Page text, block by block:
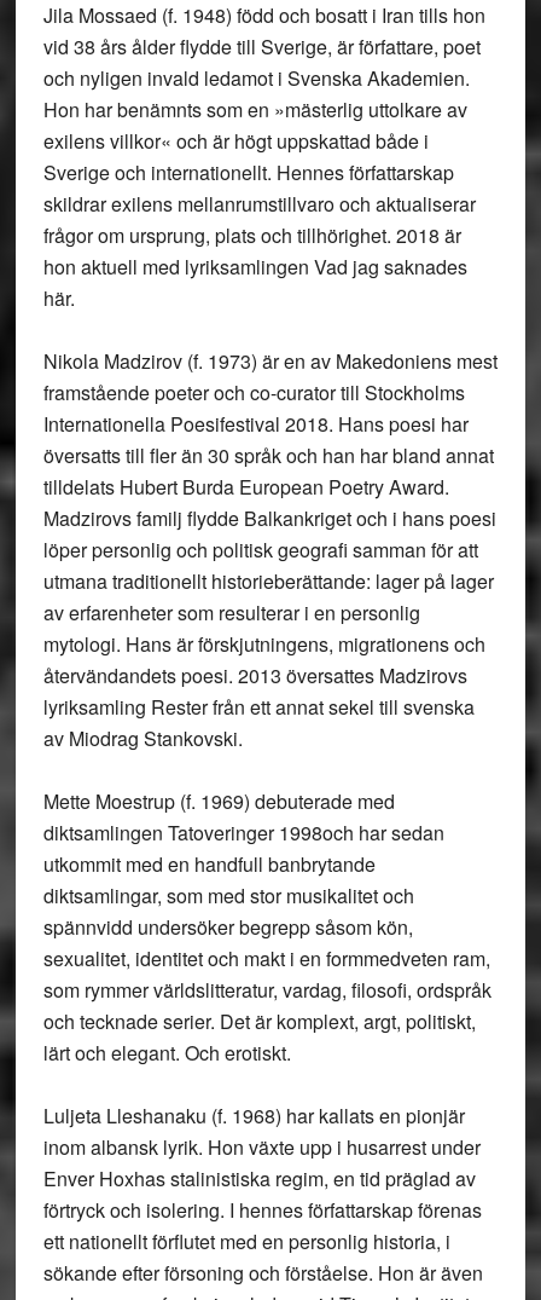
Jila Mossaed (f. 1948) född och bosatt i Iran tills hon
vid 38 års ålder flydde till Sverige, är författare, poet
och nyligen invald ledamot i Svenska Akademien.
Hon har benämnts som en »mästerlig uttolkare av
exilens villkor« och är högt uppskattad både i
Sverige och internationellt. Hennes författarskap
skildrar exilens mellanrumstillvaro och aktualiserar
frågor om ursprung, plats och tillhörighet. 2018 är
hon aktuell med lyriksamlingen Vad jag saknades
här.
Nikola Madzirov (f. 1973) är en av Makedoniens mest
framstående poeter och co-curator till Stockholms
Internationella Poesifestival 2018. Hans poesi har
översatts till fler än 30 språk och han har bland annat
tilldelats Hubert Burda European Poetry Award.
Madzirovs familj flydde Balkankriget och i hans poesi
löper personlig och politisk geografi samman för att
utmana traditionellt historieberättande: lager på lager
av erfarenheter som resulterar i en personlig
mytologi. Hans är förskjutningens, migrationens och
återvändandets poesi. 2013 översattes Madzirovs
lyriksamling Rester från ett annat sekel till svenska
av Miodrag Stankovski.
Mette Moestrup (f. 1969) debuterade med
diktsamlingen Tatoveringer 1998och har sedan
utkommit med en handfull banbrytande
diktsamlingar, som med stor musikalitet och
spännvidd undersöker begrepp såsom kön,
sexualitet, identitet och makt i en formmedveten ram,
som rymmer världslitteratur, vardag, filosofi, ordspråk
och tecknade serier. Det är komplext, argt, politiskt,
lärt och elegant. Och erotiskt.
Luljeta Lleshanaku (f. 1968) har kallats en pionjär
inom albansk lyrik. Hon växte upp i husarrest under
Enver Hoxhas stalinistiska regim, en tid präglad av
förtryck och isolering. I hennes författarskap förenas
ett nationellt förflutet med en personlig historia, i
sökande efter försoning och förståelse. Hon är även